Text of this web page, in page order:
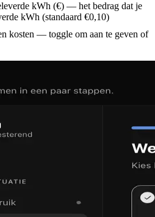
kWh (€) — het bedrag dat je
kWh (standaard €0,10)
kosten — toggle om aan te geven of